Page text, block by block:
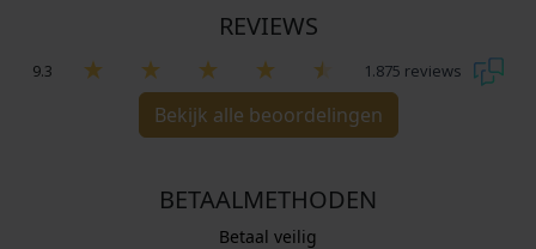
REVIEWS
9.3 1.875 reviews
Bekijk alle beoordelingen
BETAALMETHODEN
Betaal veilig